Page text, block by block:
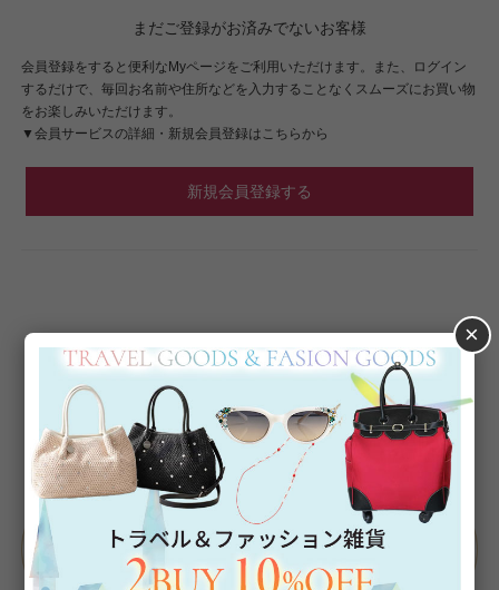
まだご登録がお済みでないお客様
会員登録をすると便利なMyページをご利用いただけます。また、ログイン
するだけで、毎回お名前や住所などを入力することなくスムーズにお買い物
をお楽しみいただけます。
▼会員サービスの詳細・新規会員登録はこちらから
新規会員登録する
Category
アイテムカテゴリー
×